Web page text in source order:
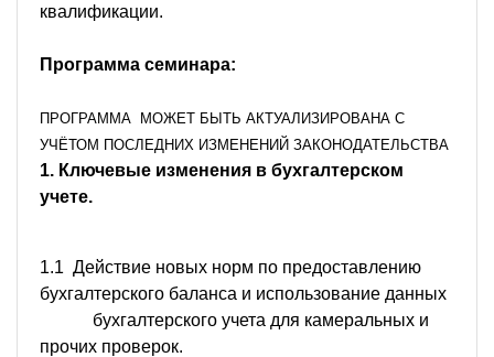
квалификации.
Программа семинара:
ПРОГРАММА МОЖЕТ БЫТЬ АКТУАЛИЗИРОВАНА С
УЧЁТОМ ПОСЛЕДНИХ ИЗМЕНЕНИЙ ЗАКОНОДАТЕЛЬСТВА
1. Ключевые изменения в бухгалтерском
учете.
1.1 Действие новых норм по предоставлению
бухгалтерского баланса и использование данных
бухгалтерского учета для камеральных и
прочих проверок.